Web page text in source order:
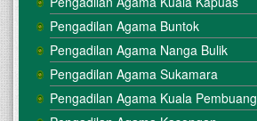
Pengadilan Agama Buntok
Pengadilan Agama Nanga Bulik
Pengadilan Agama Sukamara
Pengadilan Agama Kuala Pembuang